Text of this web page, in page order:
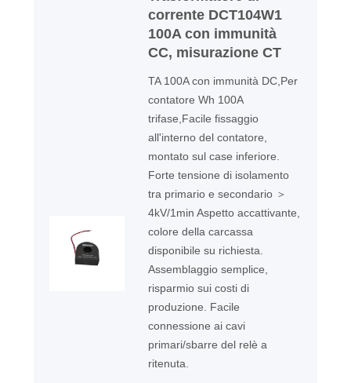
corrente DCT104W1
100A con immunità
CC, misurazione CT
TA 100A con immunità DC,Per
contatore Wh 100A
trifase,Facile fissaggio
all'interno del contatore,
montato sul case inferiore.
Forte tensione di isolamento
tra primario e secondario ＞
4kV/1min Aspetto accattivante,
colore della carcassa
disponibile su richiesta.
Assemblaggio semplice,
risparmio sui costi di
produzione. Facile
connessione ai cavi
primari/sbarre del relè a
ritenuta.